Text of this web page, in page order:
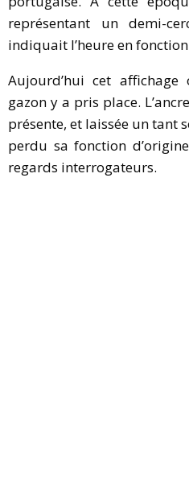
représentant un demi-
indiquait l’heure en
Aujourd’hui cet
gazon y a pris place.
présente, et laissée un tant
perdu sa fonction
regards interrogateurs.